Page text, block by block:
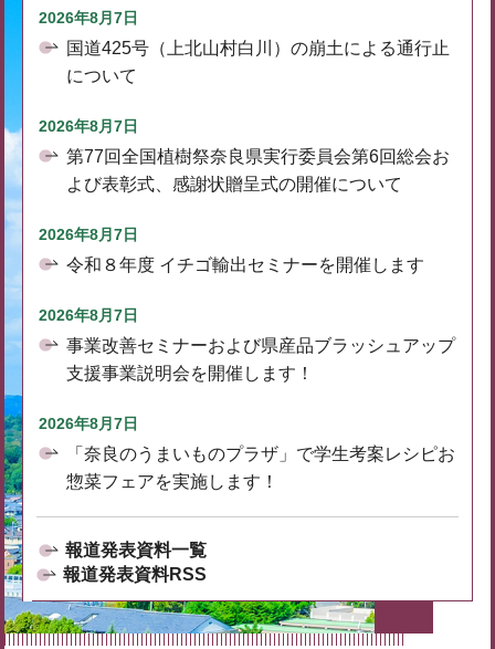
2026年8月7日
国道425号（上北山村白川）の崩土による通行止
について
2026年8月7日
第77回全国植樹祭奈良県実行委員会第6回総会お
よび表彰式、感謝状贈呈式の開催について
2026年8月7日
令和８年度 イチゴ輸出セミナーを開催します
2026年8月7日
事業改善セミナーおよび県産品ブラッシュアップ
支援事業説明会を開催します！
2026年8月7日
「奈良のうまいものプラザ」で学生考案レシピお
惣菜フェアを実施します！
報道発表資料一覧
報道発表資料RSS